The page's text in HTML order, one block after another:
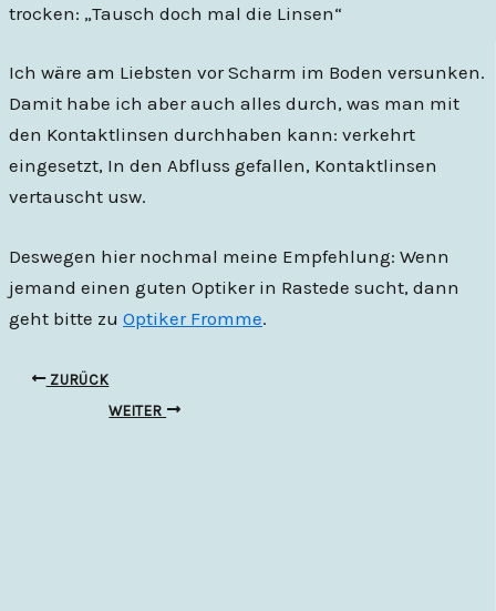
trocken: „Tausch doch mal die Linsen“
Ich wäre am Liebsten vor Scharm im Boden versunken.
Damit habe ich aber auch alles durch, was man mit
den Kontaktlinsen durchhaben kann: verkehrt
eingesetzt, In den Abfluss gefallen, Kontaktlinsen
vertauscht usw.
Deswegen hier nochmal meine Empfehlung: Wenn
jemand einen guten Optiker in Rastede sucht, dann
geht bitte zu Optiker Fromme.
ZURÜCK
WEITER